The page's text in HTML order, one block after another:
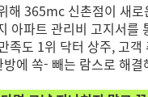
해 365mc 신촌점이 새
파트 관리비 고지서를
도 1위 닥터 상주, 고객
에 쏙- 빼는 람스로 해결